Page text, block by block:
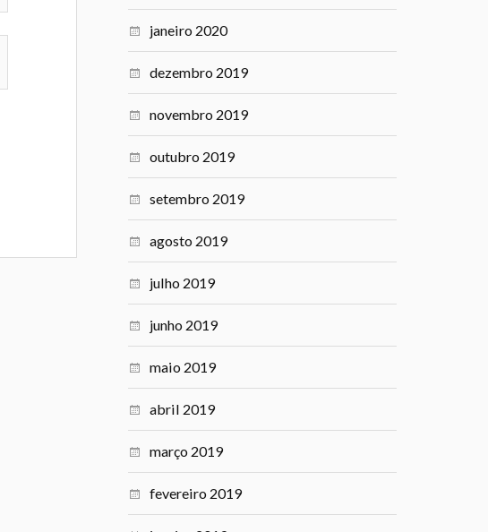
janeiro 2020
dezembro 2019
novembro 2019
outubro 2019
setembro 2019
agosto 2019
julho 2019
junho 2019
maio 2019
abril 2019
março 2019
fevereiro 2019